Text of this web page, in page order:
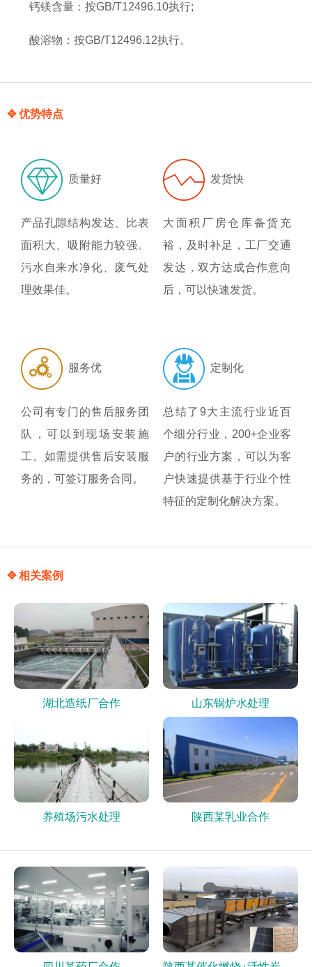
钙镁含量：按GB/T12496.10执行;
酸溶物：按GB/T12496.12执行。
✥ 优势特点
质量好
产品孔隙结构发达、比表
面积大、吸附能力较强。
污水自来水净化、废气处
理效果佳。
发货快
大面积厂房仓库备货充
裕，及时补足，工厂交通
发达，双方达成合作意向
后，可以快速发货。
服务优
公司有专门的售后服务团
队，可以到现场安装施
工。如需提供售后安装服
务的，可签订服务合同。
定制化
总结了9大主流行业近百
个细分行业，200+企业客
户的行业方案，可以为客
户快速提供基于行业个性
特征的定制化解决方案。
✥ 相关案例
湖北造纸厂合作 山东锅炉水处理
养殖场污水处理 陕西某乳业合作